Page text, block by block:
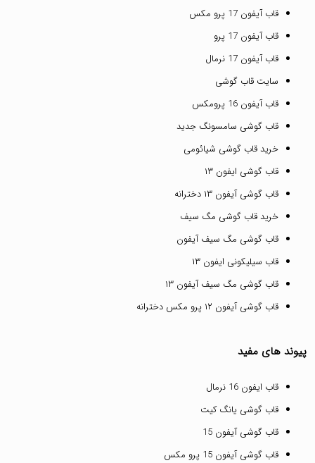
قاب آیفون 17 پرو مکس
قاب آیفون 17 پرو
قاب آیفون 17 نرمال
سایت قاب گوشی
قاب آیفون 16 پرومکس
قاب گوشی سامسونگ جدید
خرید قاب گوشی شیائومی
قاب گوشی ایفون ۱۳
قاب گوشی آیفون ۱۳ دخترانه
خرید قاب گوشی مگ سیف
قاب گوشی مگ سیف آیفون
قاب سیلیکونی ایفون ۱۳
قاب گوشی مگ سیف آیفون ۱۳
قاب گوشی آیفون ۱۲ پرو مکس دخترانه
پیوند های مفید
قاب ایفون 16 نرمال
قاب گوشی یانگ کیت
قاب گوشی آیفون 15
قاب گوشی آیفون 15 پرو مکس